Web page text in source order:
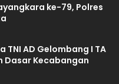
ke-79, Polres
AD Gelombang I TA
Dasar Kecabangan